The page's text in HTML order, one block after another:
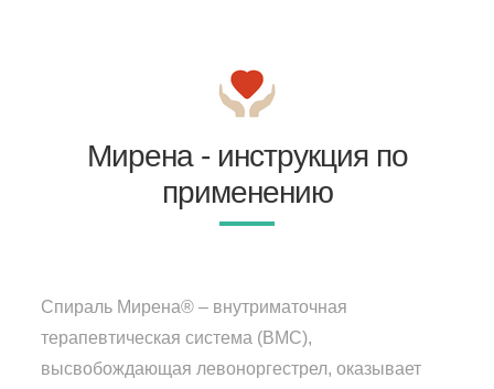
Мирена - инструкция по
применению
Спираль Мирена® – внутриматочная
терапевтическая система (ВМС),
высвобождающая левоноргестрел, оказывает